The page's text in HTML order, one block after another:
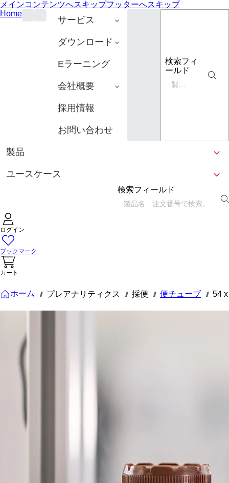
メインコンテンツへスキップフッターへスキップ
Home
サービス
ダウンロード
Eラーニング
会社概要
採用情報
お問い合わせ
検索フィ
ールド
製品
ユースケース
検索フィールド
ログイン
ブックマーク
カート
ホーム /// プレアナリティクス /// 採便 /// 便チューブ /// 54